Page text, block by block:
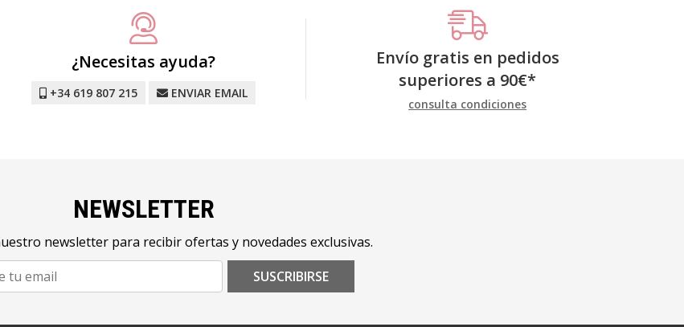
¿Necesitas ayuda?
+34 619 807 215 ENVIAR EMAIL
Envío gratis en pedidos
superiores a 90€*
consulta condiciones
NEWSLETTER
newsletter para recibir ofertas y novedades exclusivas.
SUSCRIBIRSE